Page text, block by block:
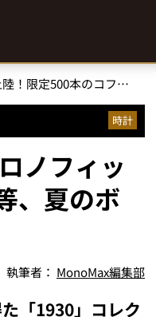
【フランス時計史を継ぐ現代の名機】クロノフィックスが上陸！限定500本のコフレフォー等、夏のボーナスで狙う新作
時計
ノフィッ
、夏のボ
執筆者： MonoMax編集部
「1930」コレク